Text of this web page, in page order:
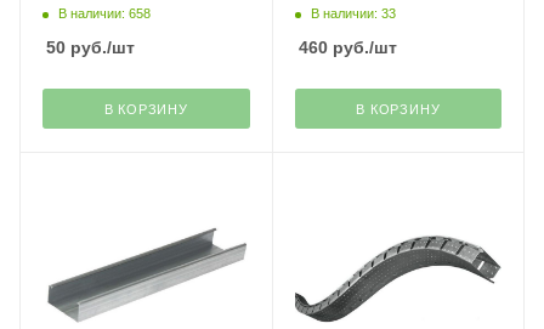
В наличии: 658
50 руб./шт
В КОРЗИНУ
В наличии: 33
460руб./шт
В КОРЗИНУ